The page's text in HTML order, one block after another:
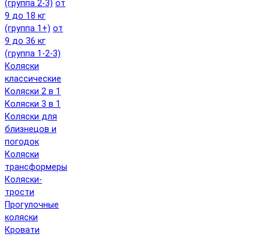
(группа 2-3) от
9 до 18 кг
(группа 1+) от
9 до 36 кг
(группа 1-2-3)
Коляски
классические
Коляски 2 в 1
Коляски 3 в 1
Коляски для
близнецов и
погодок
Коляски
трансформеры
Коляски-
трости
Прогулочные
коляски
Кровати